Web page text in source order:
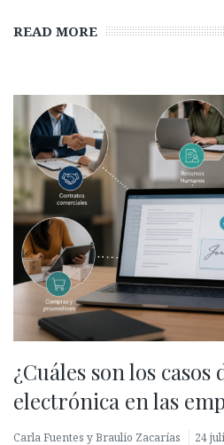
READ MORE
¿Cuáles son los
electrónica en las
Carla Fuentes y Braulio Zacarías 24